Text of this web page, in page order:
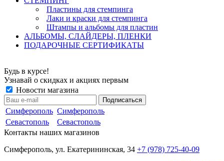
Пластины для стемпинга
Лаки и краски для стемпинга
Штампы и альбомы для пластин
АЛЬБОМЫ, СЛАЙДЕРЫ, ПЛЕНКИ
ПОДАРОЧНЫЕ СЕРТИФИКАТЫ
Будь в курсе!
Узнавай о скидках и акциях первым
Новости магазина
Симферополь Симферополь
Севастополь
Севастополь
Контакты наших магазинов
Симферополь, ул. Екатерининская, 34 +7 (978) 725-40-09